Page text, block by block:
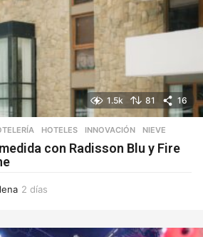
1.5k 81 16
,HOTELES ,INNOVACIÓN ,NIEVE
con Radisson Blu y Fire
2 días
a